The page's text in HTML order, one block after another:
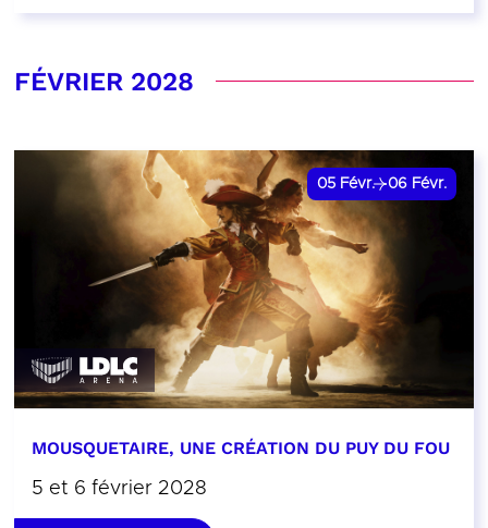
FÉVRIER 2028
05 Févr. 06 Févr.
MOUSQUETAIRE, UNE CRÉATION DU PUY DU FOU
5 et 6 février 2028